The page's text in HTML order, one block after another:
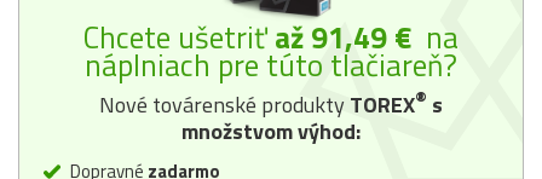
Chcete ušetriťaž 91,49 € na
náplniach pre túto tlačiareň?
Nové továrenské produktyTOREX® s
množstvom výhod:
Dopravné zadarmo